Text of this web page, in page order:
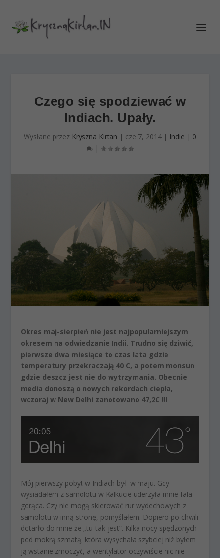
Czego się spodziewać w
Indiach. Upały.
Wysłane przez Kryszna Kirtan | cze 7, 2014 | Indie | 0
|
Okres maj-sierpień nie jest najpopularniejszym
okresem na odwiedzanie Indii. Trudno się dziwić,
pierwsze dwa miesiące to czas lata gdzie
temperatury przekraczają 40 C, a potem monsun
gdzie deszcz jest nie do wytrzymania. Obecnie
media donoszą o nowych rekordach ciepła,
wczoraj w New Delhi zanotowano 47,2C !!!
Mój pierwszy pobyt w Indiach był w maju. Gdy
wysiadałem z samolotu w Kalkucie uderzyła mnie fala
gorąca. Czy nie mogą skierować rur wydechowych z
samolotu w inną stronę, pomyślałem. Dopiero po chwili
dotarło do mnie że „tu-tak-jest”. Kilka nocy spędzonych
pod mokrą szmatą, która wysychała szybciej niż byłem
ją wstanie zmoczyć, a wentylator oczywiście nic nie